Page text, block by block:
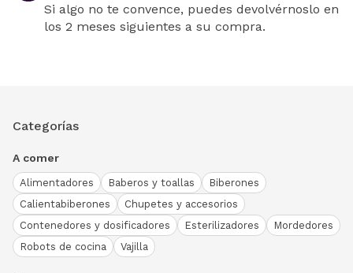
Si algo no te convence, puedes devolvérnoslo en
los 2 meses siguientes a su compra.
Categorías
A comer
Alimentadores Baberos y toallas
Biberones
Calientabiberones
Chupetes y accesorios
Contenedores y dosificadores
Esterilizadores
Mordedores
Robots de cocina
Vajilla